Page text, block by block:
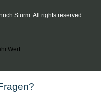
Sturm. All rights reserved.